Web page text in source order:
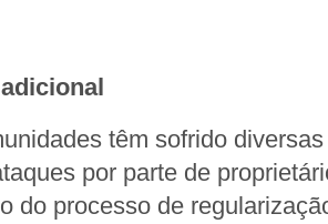
têm sofrido
por parte de
do processo de